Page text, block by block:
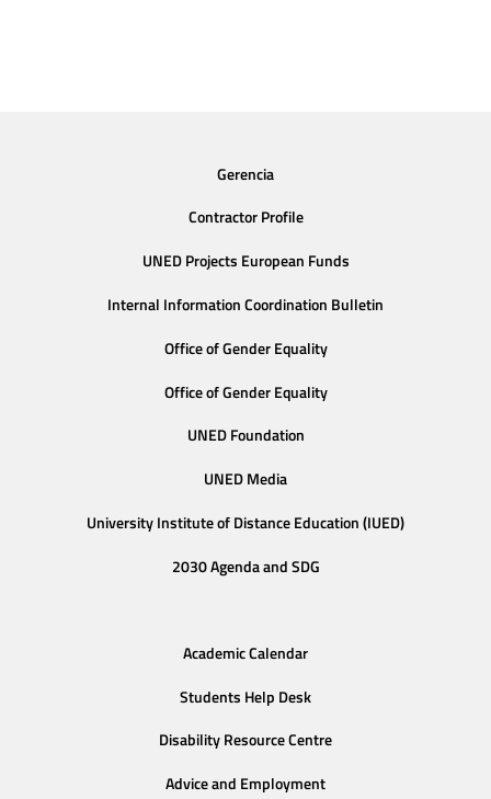
Gerencia
Contractor Profile
UNED Projects European Funds
Internal Information Coordination Bulletin
Office of Gender Equality
Office of Gender Equality
UNED Foundation
UNED Media
University Institute of Distance Education (IUED)
2030 Agenda and SDG
Academic Calendar
Students Help Desk
Disability Resource Centre
Advice and Employment